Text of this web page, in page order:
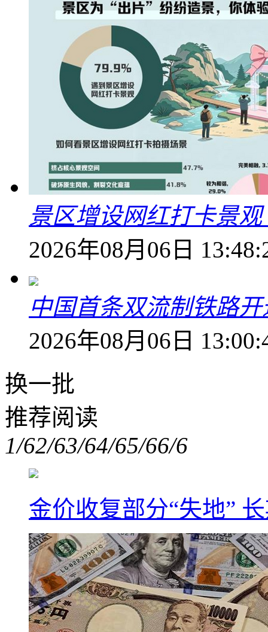
景区增设网红打卡景
2026年08月06日
中国首条双流制铁路
2026年08月06日
换一批
推荐阅读
1/62/63/64/65/66/6
金价收复部分“失地”